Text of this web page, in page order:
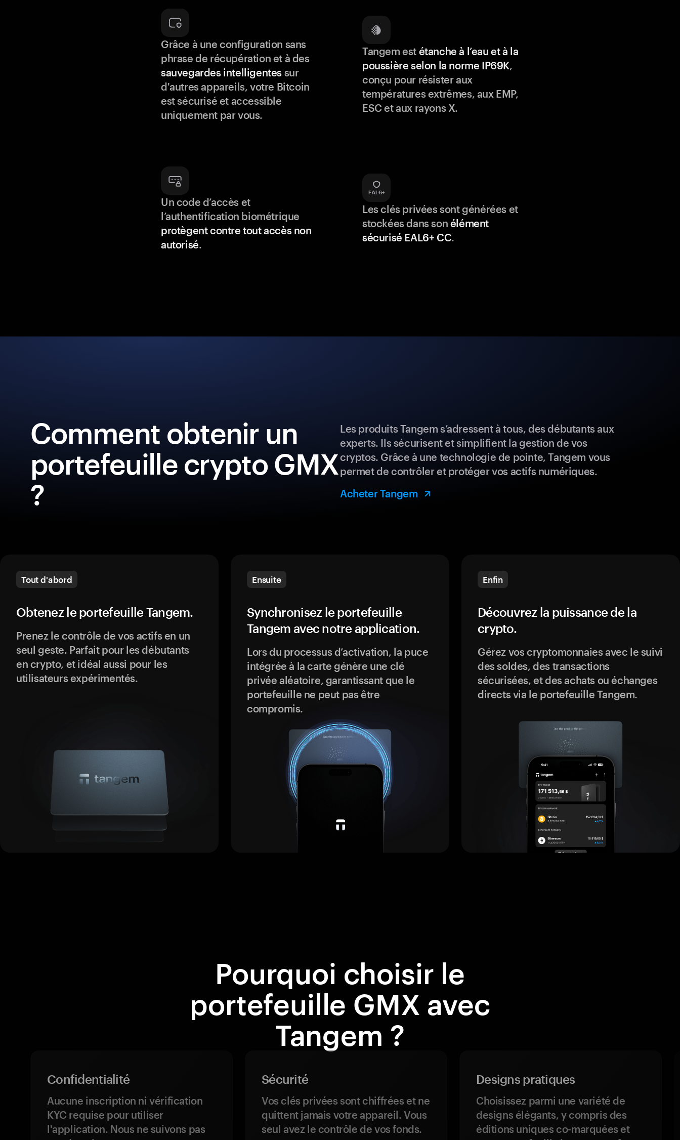
Grâce à une configuration sans
phrase de récupération et à des
sauvegardes intelligentes sur
d'autres appareils, votre Bitcoin
est sécurisé et accessible
uniquement par vous.
Tangem est étanche à l’eau et à la
poussière selon la norme IP69K,
conçu pour résister aux
températures extrêmes, aux EMP,
ESC et aux rayons X.
Un code d’accès et
l’authentification biométrique
protègent contre tout accès non
autorisé.
Les clés privées sont générées et
stockées dans son élément
sécurisé EAL6+ CC.
Comment obtenir un
portefeuille crypto GMX
?
Les produits Tangem s’adressent à tous, des débutants aux
experts. Ils sécurisent et simplifient la gestion de vos
cryptos. Grâce à une technologie de pointe, Tangem vous
permet de contrôler et protéger vos actifs numériques.
Acheter Tangem
Tout d'abord
Obtenez le portefeuille Tangem.
Prenez le contrôle de vos actifs en un
seul geste. Parfait pour les débutants
en crypto, et idéal aussi pour les
utilisateurs expérimentés.
Ensuite
Synchronisez le portefeuille
Tangem avec notre application.
Lors du processus d’activation, la puce
intégrée à la carte génère une clé
privée aléatoire, garantissant que le
portefeuille ne peut pas être
compromis.
Enfin
Découvrez la puissance de la
crypto.
Gérez vos cryptomonnaies avec le suivi
des soldes, des transactions
sécurisées, et des achats ou échanges
directs via le portefeuille Tangem.
Pourquoi choisir le
portefeuille GMX avec
Tangem ?
Confidentialité
Aucune inscription ni vérification
KYC requise pour utiliser
l'application. Nous ne suivons pas
Sécurité
Vos clés privées sont chiffrées et ne
quittent jamais votre appareil. Vous
seul avez le contrôle de vos fonds.
Designs pratiques
Choisissez parmi une variété de
designs élégants, y compris des
éditions uniques co-marquées et